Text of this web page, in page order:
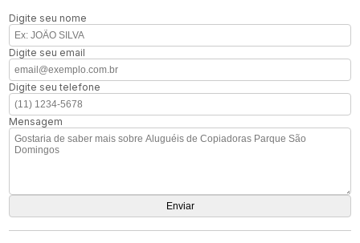
Digite seu nome
Digite seu email
Digite seu telefone
Mensagem